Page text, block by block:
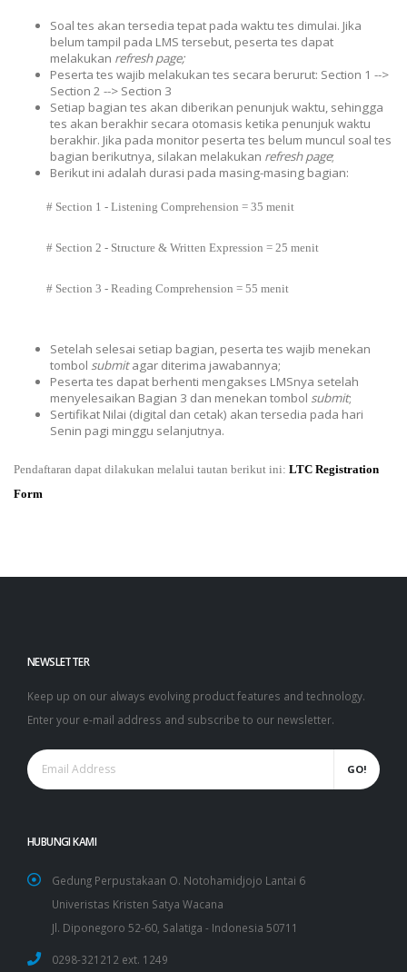
Soal tes akan tersedia tepat pada waktu tes dimulai. Jika
belum tampil pada LMS tersebut, peserta tes dapat
melakukan refresh page;
Peserta tes wajib melakukan tes secara berurut: Section 1 -->
Section 2 --> Section 3
Setiap bagian tes akan diberikan penunjuk waktu, sehingga
tes akan berakhir secara otomasis ketika penunjuk waktu
berakhir. Jika pada monitor peserta tes belum muncul soal tes
bagian berikutnya, silakan melakukan refresh page;
Berikut ini adalah durasi pada masing-masing bagian:
# Section 1 - Listening Comprehension = 35 menit
# Section 2 - Structure & Written Expression = 25 menit
# Section 3 - Reading Comprehension = 55 menit
Setelah selesai setiap bagian, peserta tes wajib menekan
tombol submitagar diterima jawabannya;
Peserta tes dapat berhenti mengakses LMSnya setelah
menyelesaikan Bagian 3 dan menekan tombol submit;
Sertifikat Nilai (digital dan cetak) akan tersedia pada hari
Senin pagi minggu selanjutnya.
Pendaftaran dapat dilakukan melalui tautan berikut ini: LTC Registration
Form
NEWSLETTER
Keep up on our always evolving product features and technology.
Enter your e-mail address and subscribe to our newsletter.
GO!
HUBUNGI KAMI
Gedung Perpustakaan O. Notohamidjojo Lantai 6
Univeristas Kristen Satya Wacana
Jl. Diponegoro 52-60, Salatiga - Indonesia 50711
0298-321212 ext. 1249